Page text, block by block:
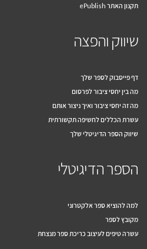
תקנון האתר ePublish
שיווק והפצה
דף פייסבוק לספר שלך
מה בין יחסי ציבור לפרסום
מה זה יחסי ציבור ואיך ניצור אותם
עשרת הכללים לחשיפה תקשורתית
שיווק הספר הדיגיטלי שלך
הספר הדיגיטלי
למה להוציא ספר אלקטרוני
מקובץ לספר
עשרה טיפים לעיצוב כריכת ספר מנצחת